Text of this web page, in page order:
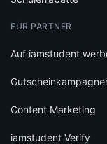
FÜR PARTNER
Auf iamstudent
Content Marketing
iamstudent Verify